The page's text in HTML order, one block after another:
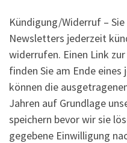
Kündigung/Widerruf –
Newsletters jederzeit
widerrufen. Einen Link
finden Sie am Ende
können die
Jahren auf Grundlage
speichern bevor wir sie
gegebene Einwilligung